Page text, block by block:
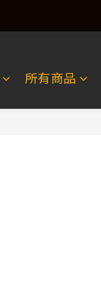
所有商品